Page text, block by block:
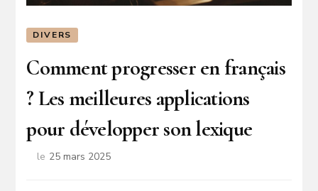
DIVERS
Comment progresser en français
? Les meilleures applications
pour développer son lexique
le 25 mars 2025